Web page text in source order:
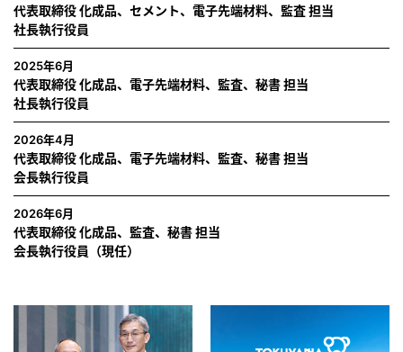
代表取締役 化成品、セメント、電子先端材料、監査 担当
社長執行役員
2025年6月
代表取締役 化成品、電子先端材料、監査、秘書 担当
社長執行役員
2026年4月
代表取締役 化成品、電子先端材料、監査、秘書 担当
会長執行役員
2026年6月
代表取締役 化成品、監査、秘書 担当
会長執行役員（現任）